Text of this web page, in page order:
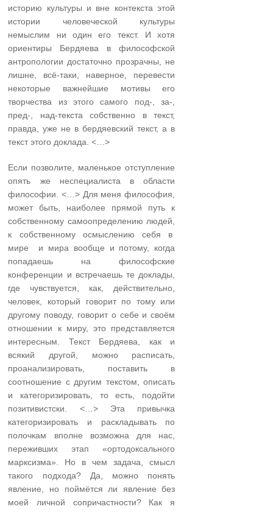
историю культуры и вне контекста этой
истории человеческой культуры
немыслим ни один его текст. И хотя
ориентиры Бердяева в философской
антропологии достаточно прозрачны, не
лишне, всё-таки, наверное, перевести
некоторые важнейшие мотивы его
творчества из этого самого под-, за-,
пред-, над-текста собственно в текст,
правда, уже не в бердяевский текст, а в
текст этого доклада. <…>
Если позволите, маленькое отступление
опять же неспециалиста в области
философии. <…> Для меня философия,
может быть, наиболее прямой путь к
собственному самоопределению людей,
к собственному осмыслению себя в
мире и мира вообще и потому, когда
попадаешь на философские
конференции и встречаешь те доклады,
где чувствуется, как, действительно,
человек, который говорит по тому или
другому поводу, говорит о себе и своём
отношении к миру, это представляется
интересным. Текст Бердяева, как и
всякий другой, можно расписать,
проанализировать, поставить в
соотношение с другим текстом, описать
и категоризировать, то есть, подойти
позитивистски. <…> Эта привычка
категоризировать и раскладывать по
полочкам вполне возможна для нас,
переживших этап «ортодоксального
марксизма». Но в чем задача, смысл
такого подхода? Да, можно понять
явление, но поймётся ли явление без
моей личной сопричастности? Как я